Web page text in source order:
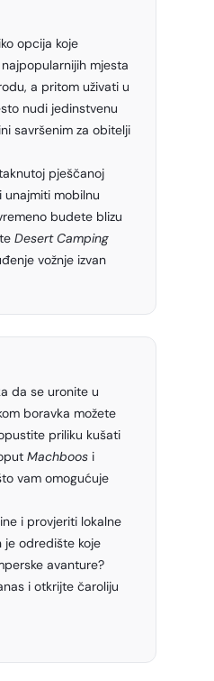
opcija koje
mjesta
a pritom uživati u
nudi jedinstvenu
savršenim za obitelji
pješčanoj
mobilnu
budete blizu
Desert Camping
vožnje izvan
da se uronite u
boravka možete
priliku kušati
Machboos i
vam omogućuje
i provjeriti lokalne
je odredište koje
avanture?
i otkrijte čaroliju